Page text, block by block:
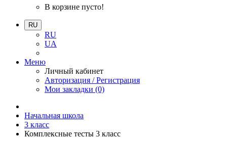
В корзине пусто!
RU
RU
UA
Меню
Личный кабинет
Авторизация / Регистрация
Мои закладки (0)
Начальная школа
3 класс
Комплексные тесты 3 класс